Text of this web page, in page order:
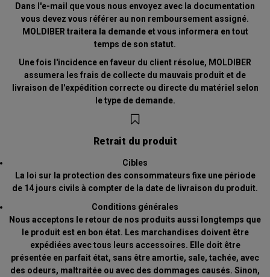
Dans l'e-mail que vous nous envoyez avec la documentation
vous devez vous référer au non remboursement assigné.
MOLDIBER traitera la demande et vous informera en tout
temps de son statut.
Une fois l'incidence en faveur du client résolue, MOLDIBER
assumera les frais de collecte du mauvais produit et de
livraison de l'expédition correcte ou directe du matériel selon
le type de demande.
Retrait du produit
Cibles
La loi sur la protection des consommateurs fixe une période
de 14 jours civils à compter de la date de livraison du produit.
Conditions générales
Nous acceptons le retour de nos produits aussi longtemps que
le produit est en bon état. Les marchandises doivent être
expédiées avec tous leurs accessoires. Elle doit être
présentée en parfait état, sans être amortie, sale, tachée, avec
des odeurs, maltraitée ou avec des dommages causés. Sinon,